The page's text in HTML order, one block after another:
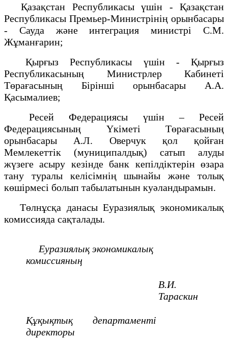
Қазақстан Республикасы үшін - Қазақстан
Республикасы Премьер-Министрінің орынбасары
- Сауда және интеграция министрі С.М.
Жұманғарин;
Қырғыз Республикасы үшін - Қырғыз
Республикасының Министрлер Кабинеті
Төрағасының Бірінші орынбасары А.А.
Қасымалиев;
Ресей Федерациясы үшін – Ресей
Федерациясының Үкіметі Төрағасының
орынбасары А.Л. Оверчук қол қойған
Мемлекеттік (муниципалдық) сатып алуды
жүзеге асыру кезінде банк кепілдіктерін өзара
тану туралы келісімнің шынайы және толық
көшірмесі болып табылатынын куәландырамын.
Төлнұсқа данасы Еуразиялық экономикалық
комиссияда сақталады.
Еуразиялық экономикалық
комиссияның
Құқықтық департаменті
директоры
В.И.
Тараскин